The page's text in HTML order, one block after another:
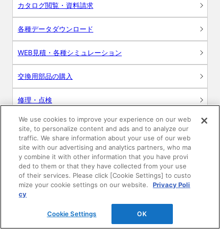
カタログ閲覧・資料請求
各種データダウンロード
WEB見積・各種シミュレーション
交換用部品の購入
修理・点検
お問い合わせ
ログイン
建築・設計関係者様向けサイト
ユーザー登録サービス
WEB見積システム
We use cookies to improve your experience on our web
site, to personalize content and ads and to analyze our
traffic. We share information about your use of our web
site with our advertising and analytics partners, who ma
y combine it with other information that you have provi
ded to them or that they have collected from your use
of their services. Please click [Cookie Settings] to custo
mize your cookie settings on our website.
Privacy Poli
cy
Cookie Settings OK